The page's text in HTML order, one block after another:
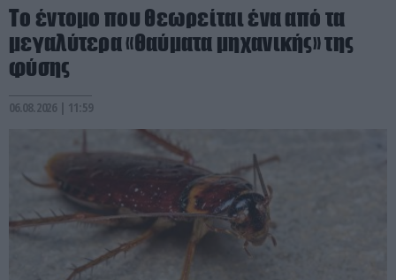
Το έντομο που θεωρείται ένα από τα
μεγαλύτερα «θαύματα μηχανικής» της
φύσης
06.08.2026 | 11:59